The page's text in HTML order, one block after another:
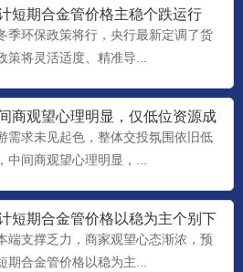
短期合金管价格主稳个跌运行
季环保政策将行，央行最新定调了货
策将灵活适度、精准导...
商观望心理明显，仅低位资源成
可，预计短期合金管价格
需求未见起色，整体交投氛围依旧低
中间商观望心理明显，...
短期合金管价格以稳为主个别下
端支撑乏力，商家观望心态渐浓，预
期合金管价格以稳为主...